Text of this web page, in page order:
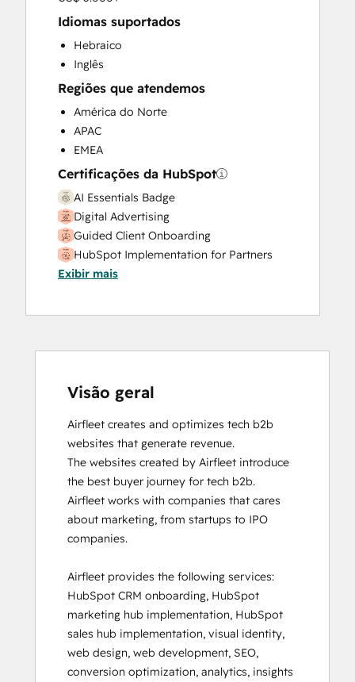
Idiomas suportados
Hebraico
Inglês
Regiões que atendemos
América do Norte
APAC
EMEA
Certificações da HubSpot
AI Essentials Badge
Digital Advertising
Guided Client Onboarding
HubSpot Implementation for Partners
HubSpot Solutions Partner
Exibir mais
Visão geral
Airfleet creates and optimizes tech b2b
websites that generate revenue.
The websites created by Airfleet introduce
the best buyer journey for tech b2b.
Airfleet works with companies that cares
about marketing, from startups to IPO
companies.
Airfleet provides the following services:
HubSpot CRM onboarding, HubSpot
marketing hub implementation, HubSpot
sales hub implementation, visual identity,
web design, web development, SEO,
conversion optimization, analytics, insights